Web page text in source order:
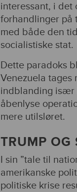
interessant, i det
forhandlinger på
med både den
socialistiske stat.
Dette paradoks
Venezuela tages
indblanding især
åbenlyse
mere utilsløret.
TRUMP OG
I sin ”tale til
amerikanske
politiske krise